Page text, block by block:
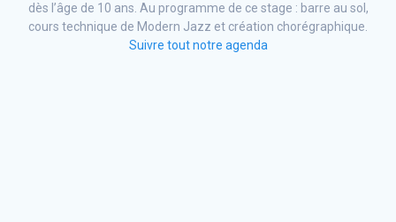
dès l’âge de 10 ans. Au programme de ce stage : barre au sol,
cours technique de Modern Jazz et création chorégraphique.
Suivre tout notre agenda